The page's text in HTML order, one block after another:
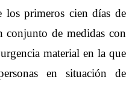
los primeros cien días de
conjunto de medidas con
material en la que
en situación de